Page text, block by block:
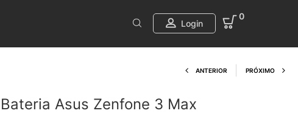
Login
0
Product
ANTERIOR PRÓXIMO
Bateria Asus Zenfone 3 Max